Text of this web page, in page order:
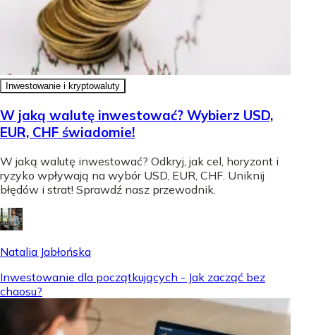
Inwestowanie i kryptowaluty
W jaką walutę inwestować? Wybierz USD,
EUR, CHF świadomie!
W jaką walutę inwestować? Odkryj, jak cel, horyzont i
ryzyko wpływają na wybór USD, EUR, CHF. Uniknij
błędów i strat! Sprawdź nasz przewodnik.
Natalia Jabłońska
Inwestowanie dla początkujących - Jak zacząć bez
chaosu?